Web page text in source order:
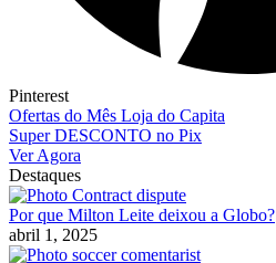
Pinterest
Ofertas do Mês Loja do Capita
Super DESCONTO no Pix
Ver Agora
Destaques
Por que Milton Leite deixou a Globo?
abril 1, 2025